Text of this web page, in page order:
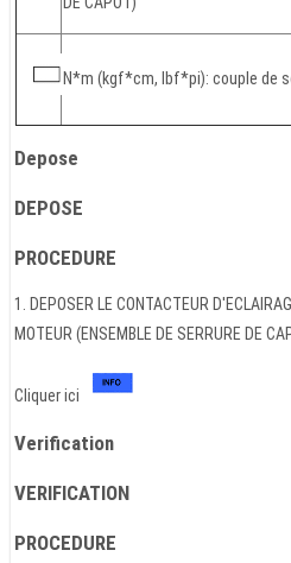
N*m (kgf*cm, lbf*pi): couple de
Depose
DEPOSE
PROCEDURE
1. DEPOSER LE CONTACTEUR
MOTEUR (ENSEMBLE DE SERRURE DE
Cliquer ici
Verification
VERIFICATION
PROCEDURE